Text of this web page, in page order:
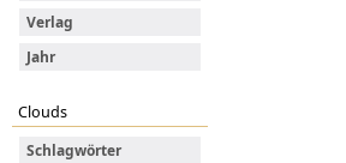
Verlag
Jahr
Clouds
Schlagwörter